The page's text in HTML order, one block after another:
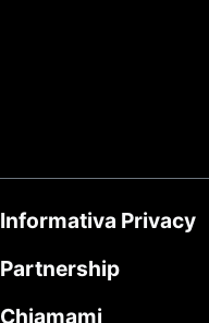
Informativa Privacy
Partnership
Chiamami